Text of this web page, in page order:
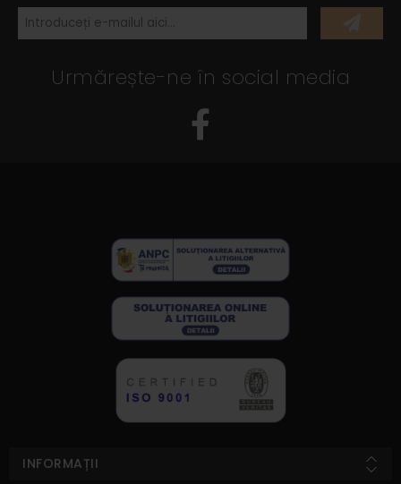
Urmărește-ne în social media
INFORMAȚII